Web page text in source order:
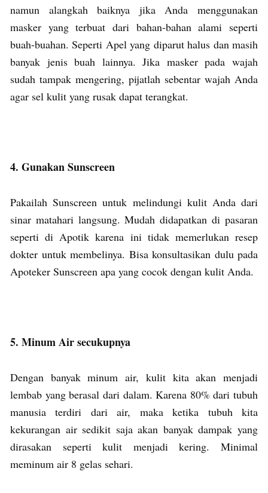
namun alangkah baiknya jika Anda menggunakan
masker yang terbuat dari bahan-bahan alami seperti
buah-buahan. Seperti Apel yang diparut halus dan masih
banyak jenis buah lainnya. Jika masker pada wajah
sudah tampak mengering, pijatlah sebentar wajah Anda
agar sel kulit yang rusak dapat terangkat.
4. Gunakan Sunscreen
Pakailah Sunscreen untuk melindungi kulit Anda dari
sinar matahari langsung. Mudah didapatkan di pasaran
seperti di Apotik karena ini tidak memerlukan resep
dokter untuk membelinya. Bisa konsultasikan dulu pada
Apoteker Sunscreen apa yang cocok dengan kulit Anda.
5. Minum Air secukupnya
Dengan banyak minum air, kulit kita akan menjadi
lembab yang berasal dari dalam. Karena 80% dari tubuh
manusia terdiri dari air, maka ketika tubuh kita
kekurangan air sedikit saja akan banyak dampak yang
dirasakan seperti kulit menjadi kering. Minimal
meminum air 8 gelas sehari.